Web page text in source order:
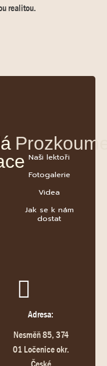
realitou.
Naši lektoři
Fotogalerie
Videa
Jak se k nám
dostat
Adresa:
Nesměň 85, 374
01 Ločenice okr.